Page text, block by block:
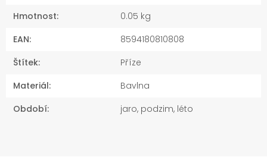
Hmotnost:
0.05 kg
EAN:
8594180810808
Štítek:
Příze
Materiál:
Bavlna
Období: jaro, podzim, léto